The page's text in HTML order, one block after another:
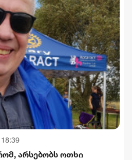
არსებობს ოთხი